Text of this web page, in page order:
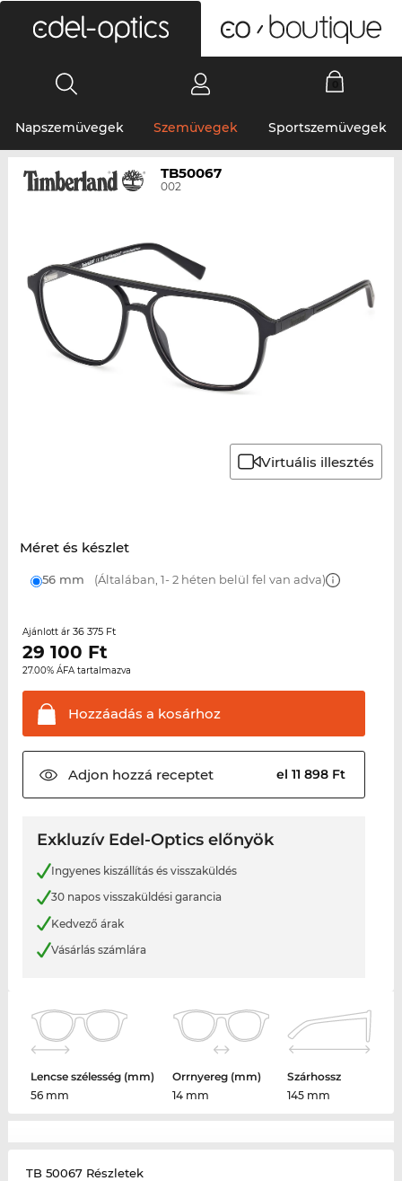
Napszemüvegek Szemüvegek Sportszemüvegek
TB50067
002
Virtuális illesztés
Méret és készlet
56 mm (Általában, 1- 2 héten belül fel van adva)
Ajánlott ár 36 375 Ft
29 100 Ft
27.00% ÁFA tartalmazva
Hozzáadás a kosárhoz
Adjon hozzá receptet el 11 898 Ft
Exkluzív Edel-Optics előnyök
Ingyenes kiszállítás és visszaküldés
30 napos visszaküldési garancia
Kedvező árak
Vásárlás számlára
Lencse szélesség (mm)
56 mm
Orrnyereg (mm)
14 mm
Szárhossz
145 mm
TB 50067 Részletek